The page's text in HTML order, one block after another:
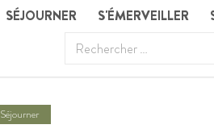
SÉJOURNER S'ÉMERVEILLER
Séjourner